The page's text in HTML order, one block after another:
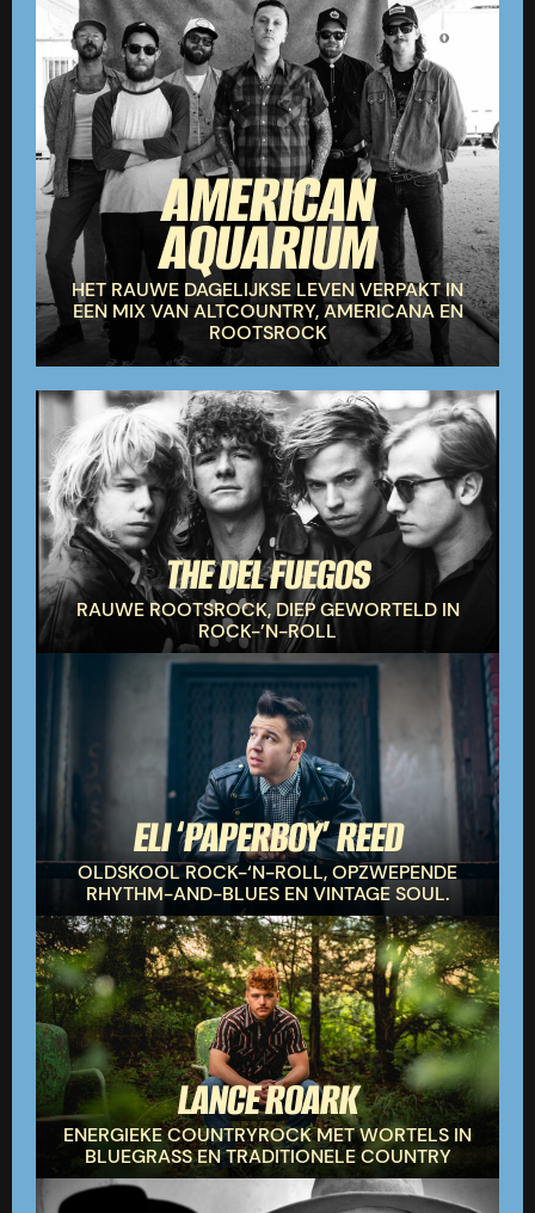
AMERICAN
AQUARIUM
HET RAUWE DAGELIJKSE LEVEN VERPAKT IN
EEN MIX VAN ALTCOUNTRY, AMERICANA EN
ROOTSROCK
THE DEL FUEGOS
RAUWE ROOTSROCK, DIEP GEWORTELD IN
ROCK-’N-ROLL
ELI ‘PAPERBOY’ REED
OLDSKOOL ROCK-‘N-ROLL, OPZWEPENDE
RHYTHM-AND-BLUES EN VINTAGE SOUL.
LANCE ROARK
ENERGIEKE COUNTRYROCK MET WORTELS IN
BLUEGRASS EN TRADITIONELE COUNTRY